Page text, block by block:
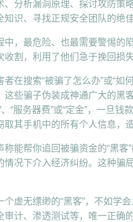
分析漏洞原理、探讨攻防策
识、寻找正规安全团队的绝佳
，最危险、也最需要警惕的
割，利用了他们急于挽回损失
在搜索“被骗了怎么办”或“
这些骗子伪装成神通广大的
“服务器费”或“定金”，一旦
其手机中的所有个人信息，
能帮你追回被骗资金的“黑
况下介入经济纠纷。这种骗
虚无缥缈的“黑客”，不如学
审计、渗透测试等，唯一正确